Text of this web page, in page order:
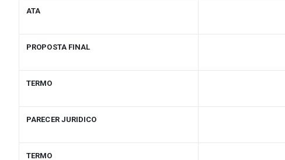
ATA
PROPOSTA FINAL
TERMO
PARECER JURIDICO
TERMO